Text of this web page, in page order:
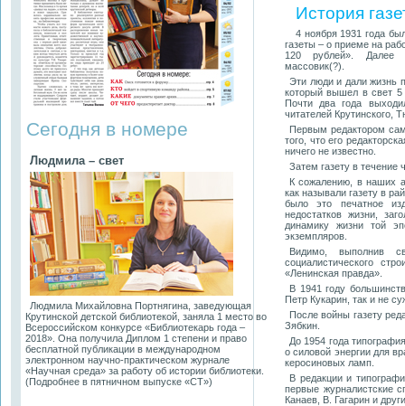
Сегодня в номере
Людмила – свет
Людмила Михайловна Портнягина, заведующая
Крутинской детской библиотекой, заняла 1 место во
Всероссийском конкурсе «Библиотекарь года –
2018». Она получила Диплом 1 степени и право
бесплатной публикации в международном
электронном научно-практическом журнале
«Научная среда» за работу об истории библиотеки.
(Подробнее в пятничном выпуске «СТ»)
История
4 ноября 1931 года
газеты – о приеме на
120 рублей». Далее
массовик(?).
Эти люди и дали жизнь
который вышел в свет 5
Почти два года
читателей Крутинского,
Первым редактором
того, что его
ничего не известно.
Затем газету в течение
К сожалению, в наших
как называли газету в
было это печатное
недостатков жизни,
динамику жизни той
экземпляров.
Видимо, выполнив
социалистического
«Ленинская правда».
В 1941 году
Петр Кукарин, так и не
После войны газету
Зябкин.
До 1954 года
о силовой энергии для
керосиновых ламп.
В редакции и
первые журналистские
Канаев, В. Гагарин и